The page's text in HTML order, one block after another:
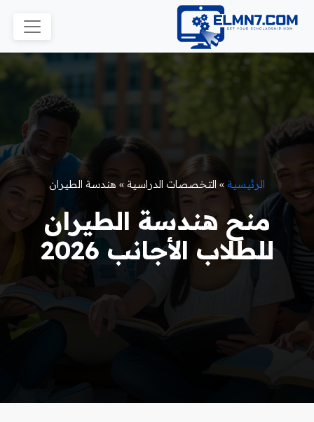
الرئيسية » التخصصات الدراسية » هندسة الطيران
منح هندسة الطيران
للطلاب الأجانب 2026